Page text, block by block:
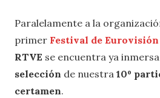
Paralelamente a la
primer Festival de
RTVE se encuentra ya
selección de nuestra 10º
certamen.